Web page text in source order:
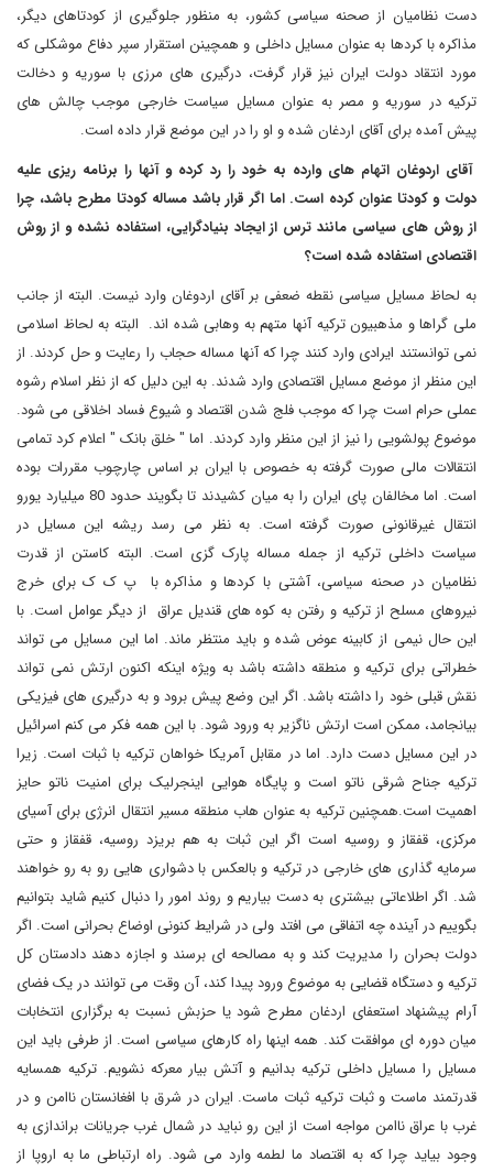
دست نظامیان از صحنه سیاسی کشور، به منظور جلوگیری از کودتاهای دیگر،
مذاکره با کردها به عنوان مسایل داخلی و همچینن استقرار سپر دفاع موشکلی که
مورد انتقاد دولت ایران نیز قرار گرفت، درگیری های مرزی با سوریه و دخالت
ترکیه در سوریه و مصر به عنوان مسایل سیاست خارجی موجب چالش های
پیش آمده برای آقای اردغان شده و او را در این موضع قرار داده است.
آقای اردوغان اتهام های وارده به خود را رد کرده و آنها را برنامه ریزی علیه
دولت و کودتا عنوان کرده است. اما اگر قرار باشد مساله کودتا مطرح باشد، چرا
از روش های سیاسی مانند ترس از ایجاد بنیادگرایی، استفاده نشده و از روش
اقتصادی استفاده شده است؟
به لحاظ مسایل سیاسی نقطه ضعفی بر آقای اردوغان وارد نیست. البته از جانب
ملی گراها و مذهبیون ترکیه آنها متهم به وهابی شده اند. البته به لحاظ اسلامی
نمی توانستند ایرادی وارد کنند چرا که آنها مساله حجاب را رعایت و حل کردند. از
این منظر از موضع مسایل اقتصادی وارد شدند. به این دلیل که از نظر اسلام رشوه
عملی حرام است چرا که موجب فلج شدن اقتصاد و شیوع فساد اخلاقی می شود.
موضوع پولشویی را نیز از این منظر وارد کردند. اما " خلق بانک " اعلام کرد تمامی
انتقالات مالی صورت گرفته به خصوص با ایران بر اساس چارچوب مقررات بوده
است. اما مخالفان پای ایران را به میان کشیدند تا بگویند حدود 80 میلیارد یورو
انتقال غیرقانونی صورت گرفته است. به نظر می رسد ریشه این مسایل در
سیاست داخلی ترکیه از جمله مساله پارک گزی است. البته کاستن از قدرت
نظامیان در صحنه سیاسی، آشتی با کردها و مذاکره با پ ک ک برای خرج
نیروهای مسلح از ترکیه و رفتن به کوه های قندیل عراق از دیگر عوامل است. با
این حال نیمی از کابینه عوض شده و باید منتظر ماند. اما این مسایل می تواند
خطراتی برای ترکیه و منطقه داشته باشد به ویژه اینکه اکنون ارتش نمی تواند
نقش قبلی خود را داشته باشد. اگر این وضع پیش برود و به درگیری های فیزیکی
بیانجامد، ممکن است ارتش ناگزیر به ورود شود. با این همه فکر می کنم اسرائیل
در این مسایل دست دارد. اما در مقابل آمریکا خواهان ترکیه با ثبات است. زیرا
ترکیه جناح شرقی ناتو است و پایگاه هوایی اینجرلیک برای امنیت ناتو حایز
اهمیت است.همچنین ترکیه به عنوان هاب منطقه مسیر انتقال انرژی برای آسیای
مرکزی، قفقاز و روسیه است اگر این ثبات به هم بریزد روسیه، قفقاز و حتی
سرمایه گذاری های خارجی در ترکیه و بالعکس با دشواری هایی رو به رو خواهند
شد. اگر اطلاعاتی بیشتری به دست بیاریم و روند امور را دنبال کنیم شاید بتوانیم
بگوییم در آینده چه اتفاقی می افتد ولی در شرایط کنونی اوضاع بحرانی است. اگر
دولت بحران را مدیریت کند و به مصالحه ای برسند و اجازه دهند دادستان کل
ترکیه و دستگاه قضایی به موضوع ورود پیدا کند، آن وقت می توانند در یک فضای
آرام پیشنهاد استعفای اردغان مطرح شود یا حزبش نسبت به برگزاری انتخابات
میان دوره ای موافقت کند. همه اینها راه کارهای سیاسی است. از طرفی باید این
مسایل را مسایل داخلی ترکیه بدانیم و آتش بیار معرکه نشویم. ترکیه همسایه
قدرتمند ماست و ثبات ترکیه ثبات ماست. ایران در شرق با افغانستان ناامن و در
غرب با عراق ناامن مواجه است از این رو نباید در شمال غرب جریانات براندازی به
وجود بیاید چرا که به اقتصاد ما لطمه وارد می شود. راه ارتباطی ما به اروپا از